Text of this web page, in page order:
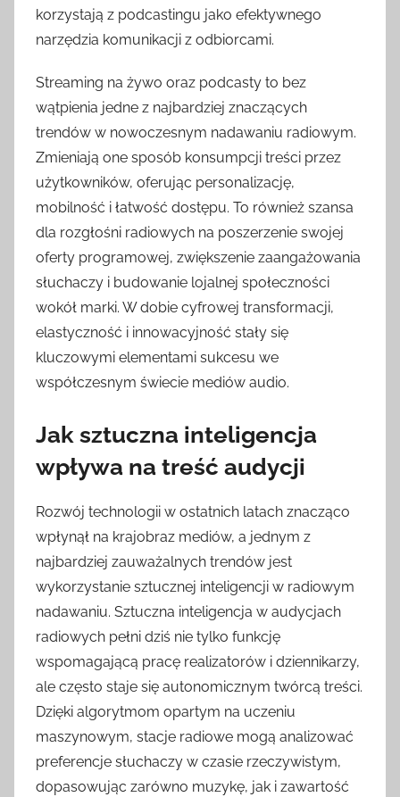
korzystają z podcastingu jako efektywnego
narzędzia komunikacji z odbiorcami.
Streaming na żywo oraz podcasty to bez
wątpienia jedne z najbardziej znaczących
trendów w nowoczesnym nadawaniu radiowym.
Zmieniają one sposób konsumpcji treści przez
użytkowników, oferując personalizację,
mobilność i łatwość dostępu. To również szansa
dla rozgłośni radiowych na poszerzenie swojej
oferty programowej, zwiększenie zaangażowania
słuchaczy i budowanie lojalnej społeczności
wokół marki. W dobie cyfrowej transformacji,
elastyczność i innowacyjność stały się
kluczowymi elementami sukcesu we
współczesnym świecie mediów audio.
Jak sztuczna inteligencja
wpływa na treść audycji
Rozwój technologii w ostatnich latach znacząco
wpłynął na krajobraz mediów, a jednym z
najbardziej zauważalnych trendów jest
wykorzystanie sztucznej inteligencji w radiowym
nadawaniu. Sztuczna inteligencja w audycjach
radiowych pełni dziś nie tylko funkcję
wspomagającą pracę realizatorów i dziennikarzy,
ale często staje się autonomicznym twórcą treści.
Dzięki algorytmom opartym na uczeniu
maszynowym, stacje radiowe mogą analizować
preferencje słuchaczy w czasie rzeczywistym,
dopasowując zarówno muzykę, jak i zawartość